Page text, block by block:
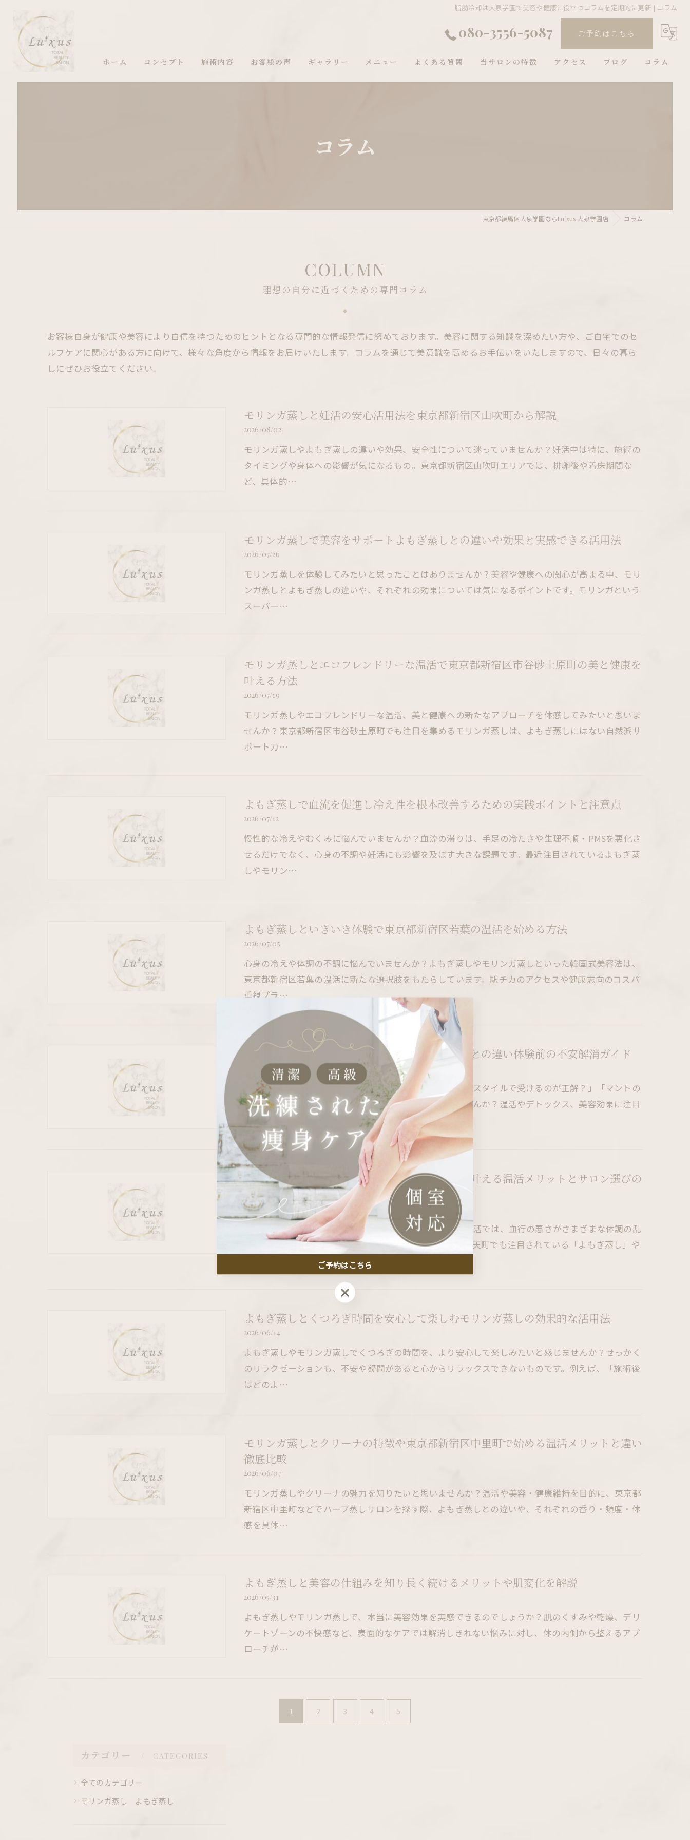
脂肪冷却は大泉学園で美容や健康に役立つコラムを定期的に更新 | コラム
080-3556-5087 ご予約はこちら
ホーム コンセプト 施術内容 お客様の声 ギャラリー メニュー よくある質問 当サロンの特徴 アクセス ブログ コラム
コラム
東京都練馬区大泉学園ならLu’xus 大泉学園店 コラム
COLUMN
理想の自分に近づくための専門コラム
お客様自身が健康や美容により自信を持つためのヒントとなる専門的な情報発信に努めております。美容に関する知識を深めたい方や、ご自宅でのセ
ルフケアに関心がある方に向けて、様々な角度から情報をお届けいたします。コラムを通じて美意識を高めるお手伝いをいたしますので、日々の暮ら
しにぜひお役立てください。
モリンガ蒸しと妊活の安心活用法を東京都新宿区山吹町から解説
2026/08/02
モリンガ蒸しやよもぎ蒸しの違いや効果、安全性について迷っていませんか？妊活中は特に、施術の
タイミングや身体への影響が気になるもの。東京都新宿区山吹町エリアでは、排卵後や着床期間な
ど、具体的…
モリンガ蒸しで美容をサポートよもぎ蒸しとの違いや効果と実感できる活用法
2026/07/26
モリンガ蒸しを体験してみたいと思ったことはありませんか？美容や健康への関心が高まる中、モリ
ンガ蒸しとよもぎ蒸しの違いや、それぞれの効果については気になるポイントです。モリンガという
スーパー…
モリンガ蒸しとエコフレンドリーな温活で東京都新宿区市谷砂土原町の美と健康を
叶える方法
2026/07/19
モリンガ蒸しやエコフレンドリーな温活、美と健康への新たなアプローチを体感してみたいと思いま
せんか？東京都新宿区市谷砂土原町でも注目を集めるモリンガ蒸しは、よもぎ蒸しにはない自然派サ
ポート力…
よもぎ蒸しで血流を促進し冷え性を根本改善するための実践ポイントと注意点
2026/07/12
慢性的な冷えやむくみに悩んでいませんか？血流の滞りは、手足の冷たさや生理不順・PMSを悪化さ
せるだけでなく、心身の不調や妊活にも影響を及ぼす大きな課題です。最近注目されているよもぎ蒸
しやモリン…
よもぎ蒸しといきいき体験で東京都新宿区若葉の温活を始める方法
2026/07/05
心身の冷えや体調の不調に悩んでいませんか？よもぎ蒸しやモリンガ蒸しといった韓国式美容法は、
東京都新宿区若葉の温活に新たな選択肢をもたらしています。駅チカのアクセスや健康志向のコスパ
重視プラ…
よもぎ蒸しのスタイル徹底解説とモリンガ蒸しとの違い体験前の不安解消ガイド
2026/06/28
よもぎ蒸しやモリンガ蒸しを体験したいけれど、「どんなスタイルで受けるのが正解？」「マントの
中はどうなっているの？」と不安を感じたことはありませんか？温活やデトックス、美容効果に注目
が集まる…
よもぎ蒸しと血行改善を東京都新宿区弁天町で叶える温活メリットとサロン選びの
ポイント
2026/06/21
冷えや不調を感じることはありませんか？現代の忙しい生活では、血行の悪さがさまざまな体調の乱
れや美容トラブルの原因となりがちです。東京都新宿区弁天町でも注目されている「よもぎ蒸し」や
よもぎ蒸しとくつろぎ時間を安心して楽しむモリンガ蒸しの効果的な活用法
2026/06/14
よもぎ蒸しやモリンガ蒸しでくつろぎの時間を、より安心して楽しみたいと感じませんか？せっかく
のリラクゼーションも、不安や疑問があると心からリラックスできないものです。例えば、「施術後
はどのよ…
モリンガ蒸しとクリーナの特徴や東京都新宿区中里町で始める温活メリットと違い
徹底比較
2026/06/07
モリンガ蒸しやクリーナの魅力を知りたいと思いませんか？温活や美容・健康維持を目的に、東京都
新宿区中里町などでハーブ蒸しサロンを探す際、よもぎ蒸しとの違いや、それぞれの香り・頻度・体
感を具体…
よもぎ蒸しと美容の仕組みを知り長く続けるメリットや肌変化を解説
2026/05/31
よもぎ蒸しやモリンガ蒸しで、本当に美容効果を実感できるのでしょうか？肌のくすみや乾燥、デリ
ケートゾーンの不快感など、表面的なケアでは解消しきれない悩みに対し、体の内側から整えるアプ
ローチが…
1 2 3 4 5
カテゴリー CATEGORIES
全てのカテゴリー
モリンガ蒸し よもぎ蒸し
ご予約はこちら
ご予約はこちら